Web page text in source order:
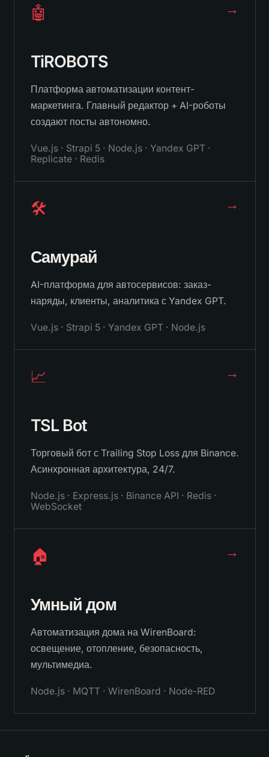
🤖 →
TiROBOTS
Платформа автоматизации контент-
маркетинга. Главный редактор + AI-роботы
создают посты автономно.
Vue.js · Strapi 5 · Node.js · Yandex GPT ·
Replicate · Redis
🛠️ →
Самурай
AI-платформа для автосервисов: заказ-
наряды, клиенты, аналитика с Yandex GPT.
Vue.js · Strapi 5 · Yandex GPT · Node.js
📈 →
TSL Bot
Торговый бот с Trailing Stop Loss для Binance.
Асинхронная архитектура, 24/7.
Node.js · Express.js · Binance API · Redis ·
WebSocket
🏠 →
Умный дом
Автоматизация дома на WirenBoard:
освещение, отопление, безопасность,
мультимедиа.
Node.js · MQTT · WirenBoard · Node-RED